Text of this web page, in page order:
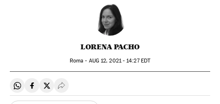
LORENA PACHO
Roma - AUG12, 2021 - 14:27EDT
Compartir en Whatsapp
Compartir en Facebook
Compartir en Twitter
Desplegar Redes Sociales